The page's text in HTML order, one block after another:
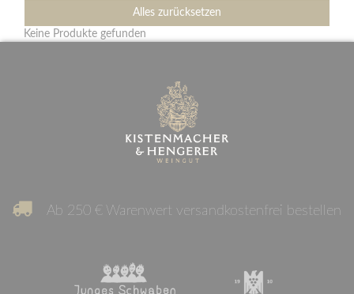
Alles zurücksetzen
Keine Produkte gefunden
Ab 250 € Warenwert versandkostenfrei bestellen